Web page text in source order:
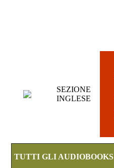
SEZIONE
INGLESE
TUTTI GLI AUDIOBOOKS